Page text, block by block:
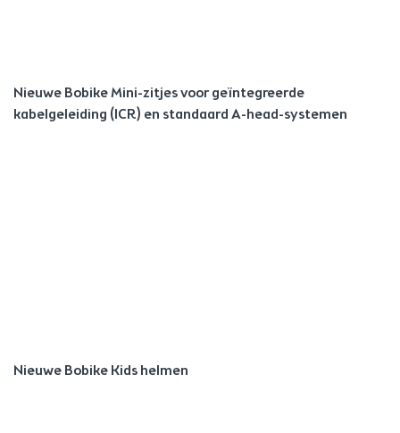
Nieuwe Bobike Mini-zitjes voor geïntegreerde
kabelgeleiding (ICR) en standaard A-head-systemen
Nieuwe Bobike Kids helmen